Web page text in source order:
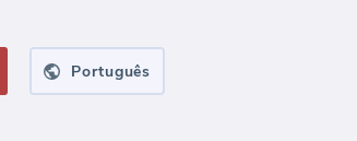
Português